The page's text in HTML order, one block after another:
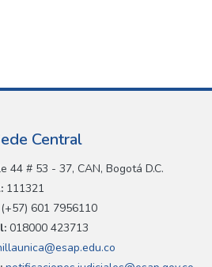
Central
44 # 53 - 37, CAN, Bogotá D.C.
111321
(+57) 601 7956110
018000 423713